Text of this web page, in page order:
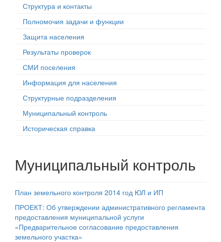
Структура и контакты
Полномочия задачи и функции
Защита населения
Результаты проверок
СМИ поселения
Информация для населения
Структурные подразделения
Муниципальный контроль
Историческая справка
Муниципальный контроль
План земельного контроля 2014 год ЮЛ и ИП
ПРОЕКТ: Об утверждении административного регламента
предоставления муниципальной услуги
«Предварительное согласование предоставления
земельного участка»